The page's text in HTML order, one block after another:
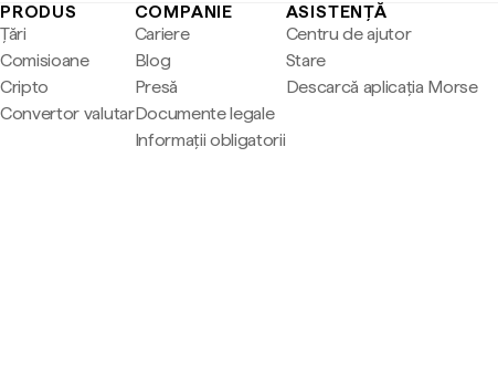
PRODUS
Țări
Comisioane
Cripto
Convertor valutar
COMPANIE
Cariere
Blog
Presă
Documente legale
Informații obligatorii
ASISTENȚĂ
Centru de ajutor
Stare
Descarcă aplicația Morse